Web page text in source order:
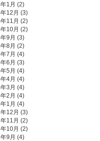
1月 (2)
12月 (3)
11月 (2)
10月 (2)
9月 (3)
8月 (2)
7月 (4)
6月 (3)
5月 (4)
4月 (4)
3月 (4)
2月 (4)
1月 (4)
12月 (3)
11月 (2)
10月 (2)
9月 (4)